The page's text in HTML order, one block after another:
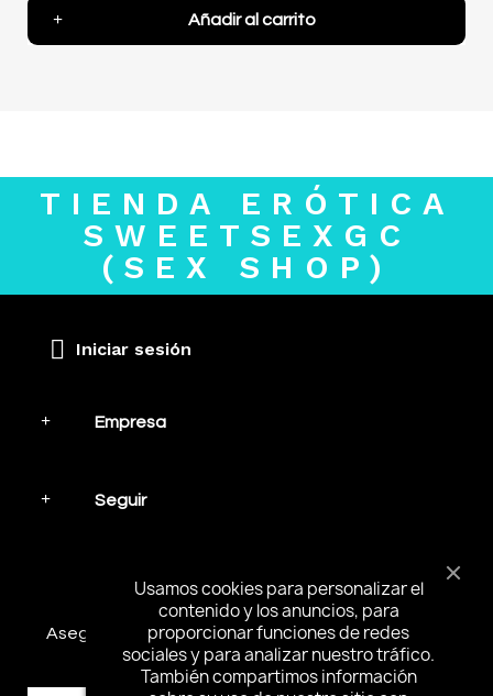
Añadir al carrito
TIENDA ERÓTICA
SWEETSEXGC
(SEX SHOP)
Iniciar sesión
Empresa
Seguir
Mantente en contacto
Asegúrese de suscribirse y recibir las noticias más
interesantes y ofertas especiales.
Usamos cookies para personalizar el
contenido y los anuncios, para
proporcionar funciones de redes
sociales y para analizar nuestro tráfico.
También compartimos información